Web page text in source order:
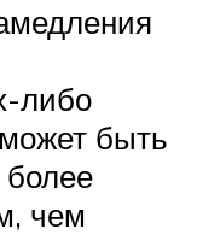
либо
быть
чем